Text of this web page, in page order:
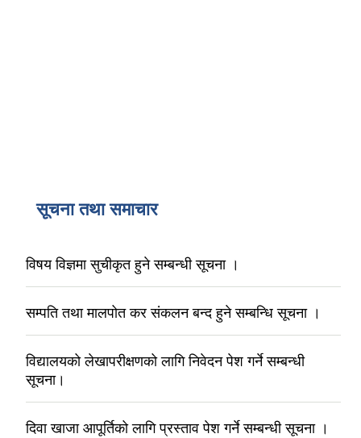
सूचना तथा समाचार
विषय विज्ञमा सुचीकृत हुने सम्बन्धी सूचना ।
सम्पति तथा मालपोत कर संकलन बन्द हुने सम्बन्धि सूचना ।
विद्यालयको लेखापरीक्षणको लागि निवेदन पेश गर्ने सम्बन्धी
सूचना।
दिवा खाजा आपूर्तिको लागि प्रस्ताव पेश गर्ने सम्बन्धी सूचना ।